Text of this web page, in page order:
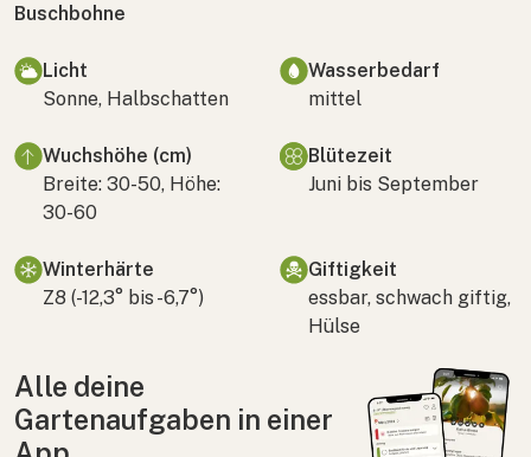
Buschbohne
Licht
Sonne, Halbschatten
Wasserbedarf
mittel
Wuchshöhe (cm)
Breite: 30-50, Höhe:
30-60
Blütezeit
Juni bis September
Winterhärte
Z8 (-12,3° bis -6,7°)
Giftigkeit
essbar, schwach giftig,
Hülse
Alle deine
Gartenaufgaben in einer